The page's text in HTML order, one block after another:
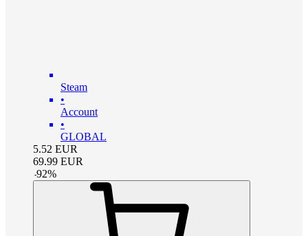
Steam
•
Account
•
GLOBAL
5.52 EUR
69.99 EUR
-92%